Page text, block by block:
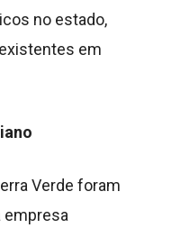
no estado,
em
Verde foram
empresa